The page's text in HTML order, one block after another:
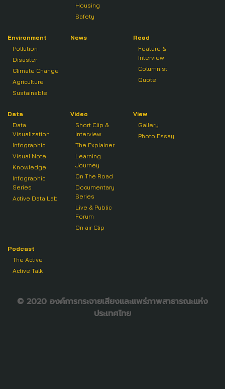
Housing
Safety
Environment
Pollution
Disaster
Climate Change
Agriculture
Sustainable
News
Read
Feature &
Interview
Columnist
Quote
Data
Data
Visualization
Infographic
Visual Note
Knowledge
Infographic
Series
Active Data Lab
Video
Short Clip &
Interview
The Explainer
Learning
Journey
On The Road
Documentary
Series
Live & Public
Forum
On air Clip
View
Gallery
Photo Essay
Podcast
The Active
Active Talk
© 2020 องค์การกระจายเสียงและแพร่ภาพสาธารณะแห่ง
ประเทศไทย